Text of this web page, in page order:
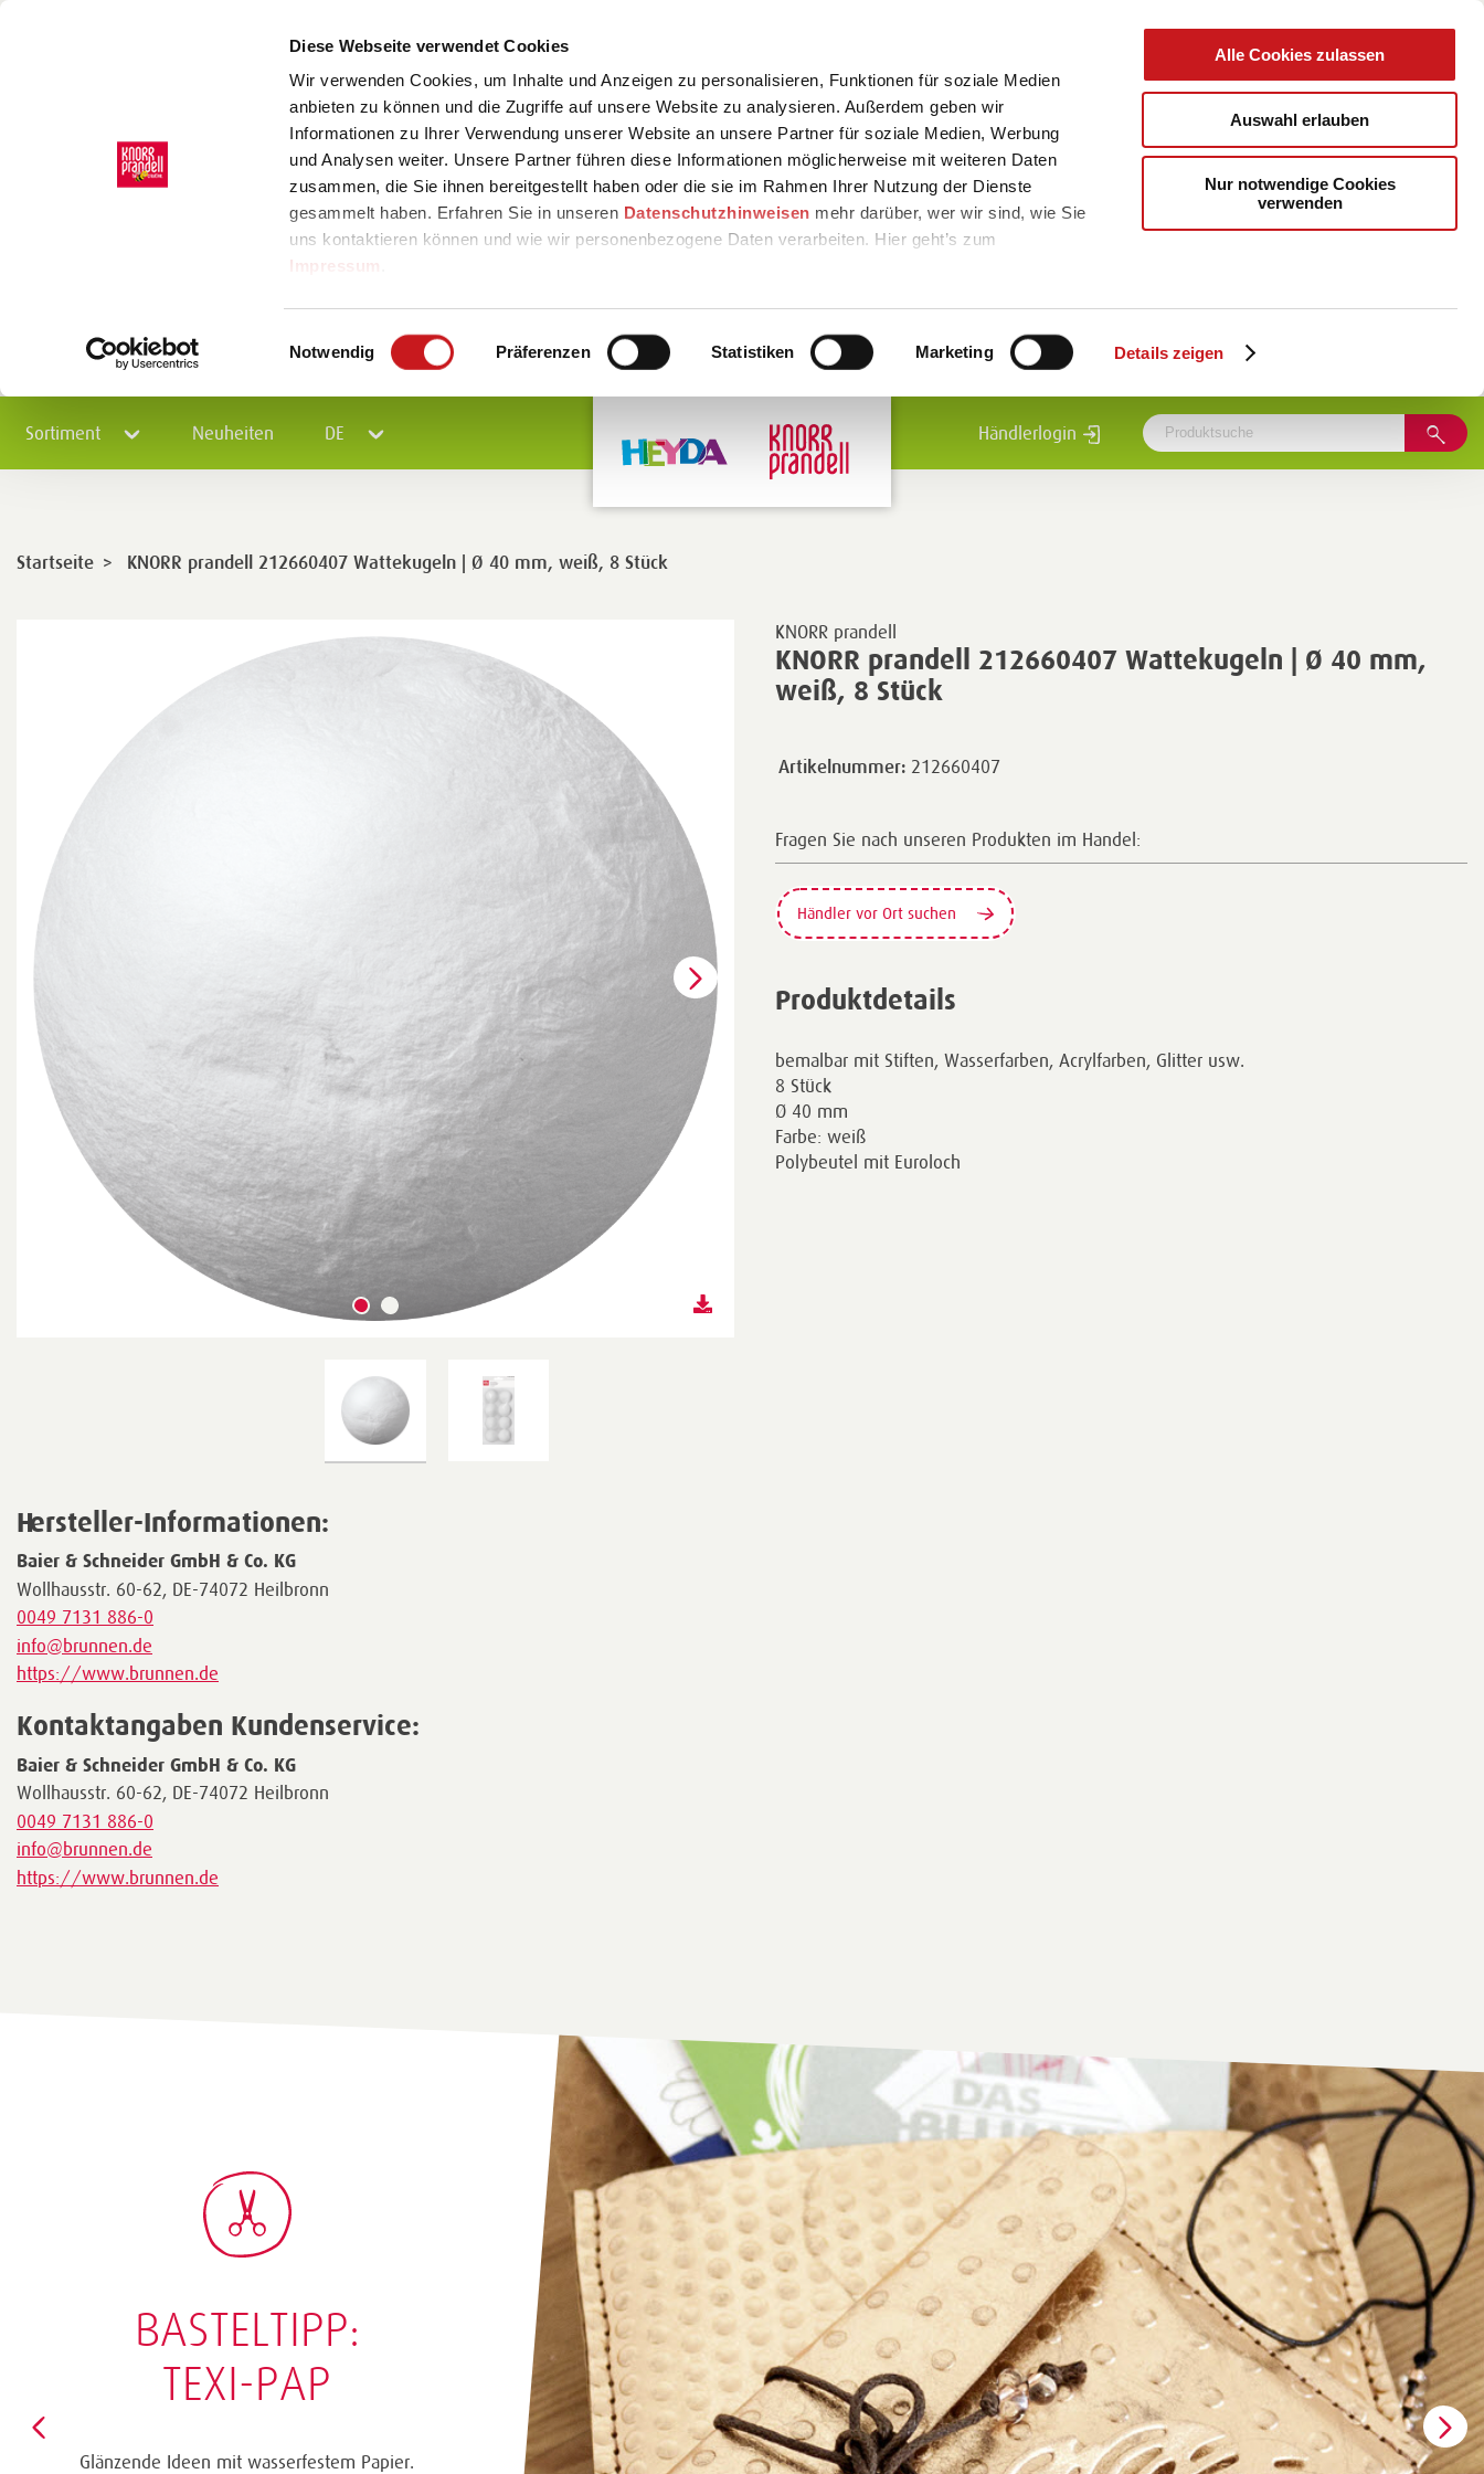
Diese Webseite verwendet Cookies
Wir verwenden Cookies, um Inhalte und Anzeigen zu personalisieren, Funktionen für soziale Medien
anbieten zu können und die Zugriffe auf unsere Website zu analysieren. Außerdem geben wir
Informationen zu Ihrer Verwendung unserer Website an unsere Partner für soziale Medien, Werbung
und Analysen weiter. Unsere Partner führen diese Informationen möglicherweise mit weiteren Daten
zusammen, die Sie ihnen bereitgestellt haben oder die sie im Rahmen Ihrer Nutzung der Dienste
gesammelt haben. Erfahren Sie in unseren Datenschutzhinweisen mehr darüber, wer wir sind, wie Sie
uns kontaktieren können und wie wir personenbezogene Daten verarbeiten. Hier geht’s zum
Impressum
Einwilligungsauswahl
Notwendig Präferenzen Statistiken Marketing Details zeigen
Alle Cookies zulassen
Auswahl erlauben
Nur notwendige Cookies
verwenden
Sortiment Neuheiten DE Händlerlogin
KNORR prandell
KNORR prandell 212660407 Wattekugeln | Ø 40 mm,
weiß, 8 Stück
Startseite > KNORR prandell 212660407 Wattekugeln | Ø 40 mm, weiß, 8 Stück
Artikelnummer: 212660407
Fragen Sie nach unseren Produkten im Handel:
Händler vor Ort suchen
Produktdetails
bemalbar mit Stiften, Wasserfarben, Acrylfarben, Glitter usw.
8 Stück
Ø 40 mm
Farbe: weiß
Polybeutel mit Euroloch
Hersteller-Informationen:
Baier & Schneider GmbH & Co. KG
Wollhausstr. 60-62, DE-74072 Heilbronn
0049 7131 886-0
info@brunnen.de
https://www.brunnen.de
Kontaktangaben Kundenservice:
Baier & Schneider GmbH & Co. KG
Wollhausstr. 60-62, DE-74072 Heilbronn
0049 7131 886-0
info@brunnen.de
https://www.brunnen.de
BASTELTIPP:
GLÜCKWUNSCHKARTE
"KINDERWAGEN"